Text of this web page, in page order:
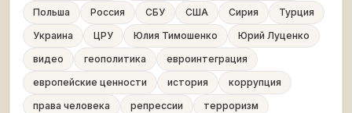
Польша
Россия СБУ США Сирия
Турция
Украина
ЦРУ Юлия Тимошенко
Юрий Луценко
видео
геополитика
евроинтеграция
европейские ценности
история
коррупция
права человека
репрессии
терроризм